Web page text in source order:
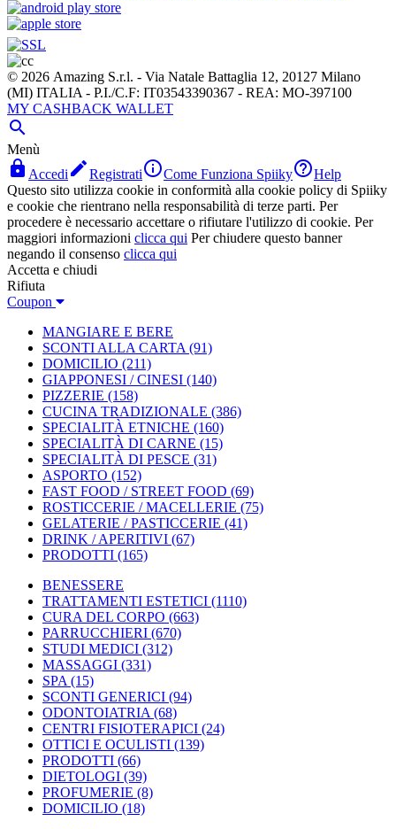
© 2026 Amazing S.r.l. - Via Natale Battaglia 12, 20127 Milano
(MI) ITALIA - P.I./C.F: IT03543390367 - REA: MO-397100
MY CASHBACK WALLET

Menù
 Accedi RegistratiCome Funziona SpiikyHelp
Questo sito utilizza cookie in conformità alla cookie policy di Spiiky
e cookie che rientrano nella responsabilità di terze parti. Per
procedere è necessario accettare o rifiutare l'utilizzo di cookie. Per
maggiori informazioni clicca qui Per chiudere questo banner
negando il consenso clicca qui
Accetta e chiudi
Rifiuta
Coupon
MANGIARE E BERE
SCONTI ALLA CARTA (91)
DOMICILIO (211)
GIAPPONESI / CINESI (140)
PIZZERIE (158)
CUCINA TRADIZIONALE (386)
SPECIALITÀ ETNICHE (160)
SPECIALITÀ DI CARNE (15)
SPECIALITÀ DI PESCE (31)
ASPORTO (152)
FAST FOOD / STREET FOOD (69)
ROSTICCERIE / MACELLERIE (75)
GELATERIE / PASTICCERIE (41)
DRINK / APERITIVI (67)
PRODOTTI (165)
BENESSERE
TRATTAMENTI ESTETICI (1110)
CURA DEL CORPO (663)
PARRUCCHIERI (670)
STUDI MEDICI (312)
MASSAGGI (331)
SPA (15)
SCONTI GENERICI (94)
ODONTOIATRIA (68)
CENTRI FISIOTERAPICI (24)
OTTICI E OCULISTI (139)
PRODOTTI (66)
DIETOLOGI (39)
PROFUMERIE (8)
DOMICILIO (18)